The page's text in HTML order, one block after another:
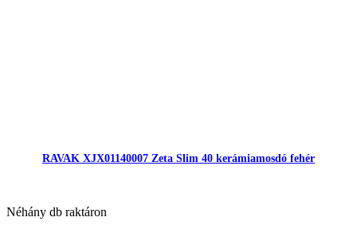
RAVAK XJX01140007 Zeta Slim 40 kerámiamosdó fehér
Néhány db raktáron